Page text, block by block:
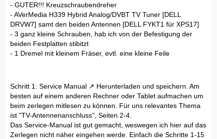
- GUTER!!! Kreuzschraubendreher
- AVerMedia H339 Hybrid Analog/DVBT TV Tuner [DELL
DRVW7] samt den beiden Antennen [DELL FYKT1 für XPS17]
- 3 ganz kleine Schrauben, hab ich von der Befestigung der
beiden Festplatten stibitzt
- 1 Dremel mit kleinem Fräser, evtl. eine kleine Feile
Schritt 1: Service Manual
Herunterladen und speichern. Am
besten auf einem anderen Rechner oder Tablet aufmachen um
beim zerlegen mitlesen zu können. Für uns relevantes Thema
ist "TV-Antennenanschluss", Seiten 2-4.
Das Service-Manual ist gut gemacht, weswegen ich hier auf das
Zerlegen nicht näher eingehen werde. Einfach die Schritte 1-15